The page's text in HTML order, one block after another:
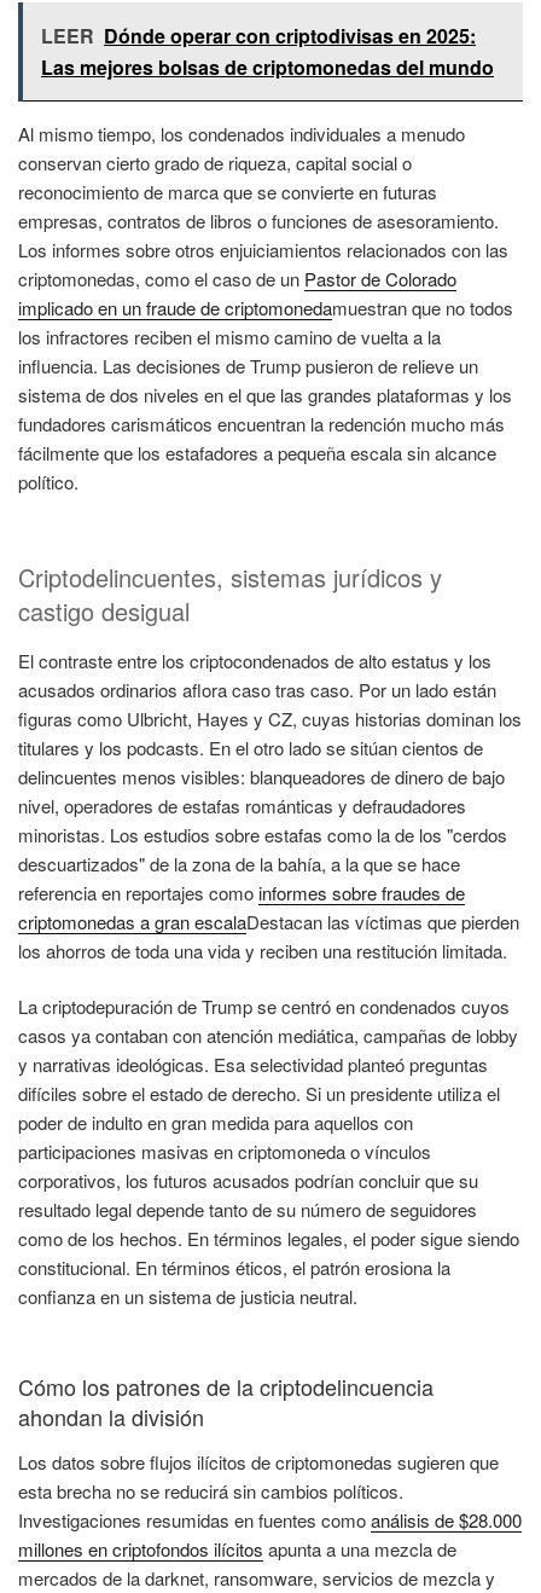
LEER Dónde operar con criptodivisas en 2025:
Las mejores bolsas de criptomonedas del mundo
Al mismo tiempo, los condenados individuales a menudo
conservan cierto grado de riqueza, capital social o
reconocimiento de marca que se convierte en futuras
empresas, contratos de libros o funciones de asesoramiento.
Los informes sobre otros enjuiciamientos relacionados con las
criptomonedas, como el caso de un Pastor de Colorado
implicado en un fraude de criptomonedamuestran que no todos
los infractores reciben el mismo camino de vuelta a la
influencia. Las decisiones de Trump pusieron de relieve un
sistema de dos niveles en el que las grandes plataformas y los
fundadores carismáticos encuentran la redención mucho más
fácilmente que los estafadores a pequeña escala sin alcance
político.
Criptodelincuentes, sistemas jurídicos y
castigo desigual
El contraste entre los criptocondenados de alto estatus y los
acusados ordinarios aflora caso tras caso. Por un lado están
figuras como Ulbricht, Hayes y CZ, cuyas historias dominan los
titulares y los podcasts. En el otro lado se sitúan cientos de
delincuentes menos visibles: blanqueadores de dinero de bajo
nivel, operadores de estafas románticas y defraudadores
minoristas. Los estudios sobre estafas como la de los "cerdos
descuartizados" de la zona de la bahía, a la que se hace
referencia en reportajes comoinformes sobre fraudes de
criptomonedas a gran escalaDestacan las víctimas que pierden
los ahorros de toda una vida y reciben una restitución limitada.
La criptodepuración de Trump se centró en condenados cuyos
casos ya contaban con atención mediática, campañas de lobby
y narrativas ideológicas. Esa selectividad planteó preguntas
difíciles sobre el estado de derecho. Si un presidente utiliza el
poder de indulto en gran medida para aquellos con
participaciones masivas en criptomoneda o vínculos
corporativos, los futuros acusados podrían concluir que su
resultado legal depende tanto de su número de seguidores
como de los hechos. En términos legales, el poder sigue siendo
constitucional. En términos éticos, el patrón erosiona la
confianza en un sistema de justicia neutral.
Cómo los patrones de la criptodelincuencia
ahondan la división
Los datos sobre flujos ilícitos de criptomonedas sugieren que
esta brecha no se reducirá sin cambios políticos.
Investigaciones resumidas en fuentes comoanálisis de $28.000
millones en criptofondos ilícitos apunta a una mezcla de
mercados de la darknet, ransomware, servicios de mezcla y